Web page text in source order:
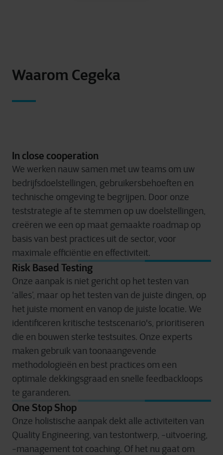
Waarom Cegeka
In close cooperation
We werken nauw samen met uw teams om uw
bedrijfsdoelstellingen, gebruikersbehoeften en
technische omgeving te begrijpen. Door onze
teststrategie af te stemmen op uw doelstellingen,
creëren we een op maat gemaakte roadmap op
basis van best practices uit de sector, voor
maximale efficiëntie en effectiviteit.
Risk Based Testing
Onze aanpak is niet gericht op het testen van
‘alles’, maar op het testen van de juiste dingen, op
het juiste moment en vanop de juiste locatie. We
identificeren kritische testscenario's, prioritiseren
die en bouwen sterke testsuites. Onze experts
maken gebruik van toonaangevende
methodologieën en best practices om een
optimale dekkingsgraad en snelle feedbackloops
te garanderen.
One Stop Shop
Onze holistische aanpak dekt alle activiteiten van
Quality Engineering, van testontwerp, -uitvoering,
-management tot coaching. Of het nu gaat om